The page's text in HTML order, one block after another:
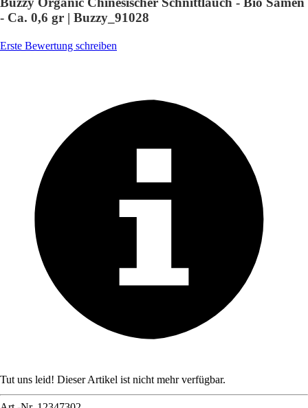
- Ca. 0,6 gr | Buzzy_91028
Erste Bewertung schreiben
Tut uns leid! Dieser Artikel ist nicht mehr verfügbar.